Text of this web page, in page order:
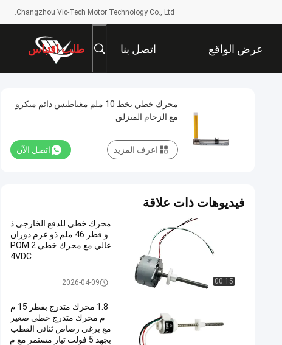
Changzhou Vic-Tech Motor Technology Co., Ltd.
عرض الواقع اتصل بنا طلب اقتباس
محرك خطي بخط 10 ملم مغناطيس دائم ميكرو
مع الزحام المنزلق
اتصل الآن اعرف المزيد
فيديوهات ذات علاقة
00:15
محرك خطي للدفع الخارجي ذ
و قطر 46 ملم ذو عزم دوران
عالي مع محرك خطي POM 2
4VDC
خطي Stepper السيارات
2026-04-09
1.8 محرك متدرج بقطر 15 م
م محرك متدرج خطي صغير
مع برغي رصاص ثنائي القطب
بجهد 5 فولت تيار مستمر مع م